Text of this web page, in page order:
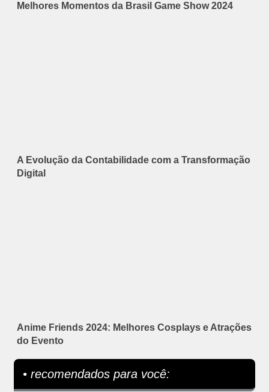
Melhores Momentos da Brasil Game Show 2024
A Evolução da Contabilidade com a Transformação
Digital
Anime Friends 2024: Melhores Cosplays e Atrações
do Evento
• recomendados para você: